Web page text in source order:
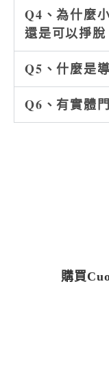
Q4、為什麼
還是可以掙脫
Q5、什麼是
Q6、有實體
購買